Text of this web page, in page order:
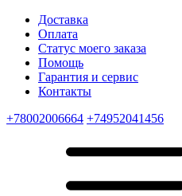
Доставка
Оплата
Статус моего заказа
Помощь
Гарантия и сервис
Контакты
+78002006664 +74952041456